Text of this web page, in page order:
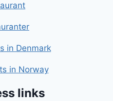
in Denmark
in Norway
links